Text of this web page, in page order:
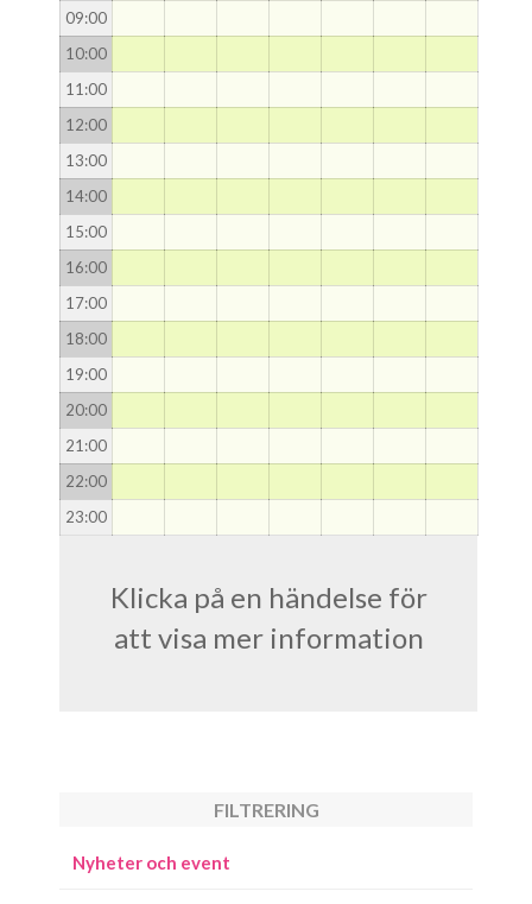
09:00
10:00
11 :00
12:00
13:00
14:00
15:00
16:00
17:00
18:00
19:00
20:00
21 :00
22:00
23:00
Klicka på en händelse för
att visa mer information
FILTRERING
Nyheter och event